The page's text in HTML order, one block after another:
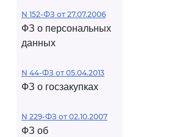
N 152-ФЗ от 27.07.2006
ФЗ о персональных
данных
N 44-ФЗ от 05.04.2013
ФЗ о госзакупках
N 229-ФЗ от 02.10.2007
ФЗ об